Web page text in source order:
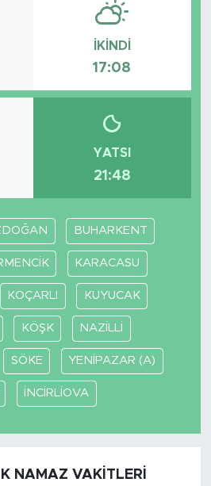
İKINDI
17:08
YATSI
21:48
BUHARKENT
KARACASU
KOÇARLI KUYUCAK
KÖŞK NAZİLLİ
SÖKE YENİPAZAR (A)
İNCİRLİOVA
NAMAZ VAKITLERI